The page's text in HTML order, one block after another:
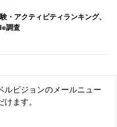
・アクティビティランキング、
調査
ルビジョンのメールニュー
ます。